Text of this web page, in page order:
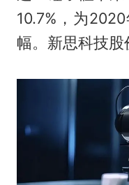
10.7%，为
幅。新思科技股